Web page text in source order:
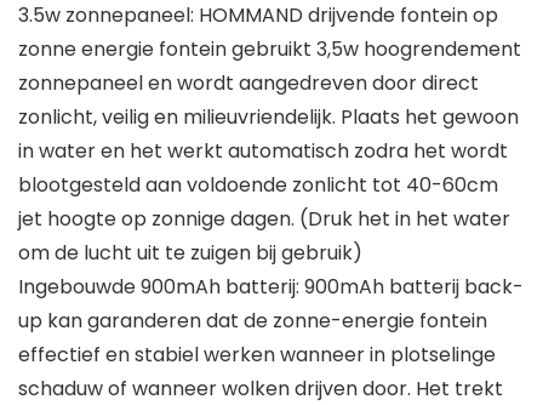
3.5w zonnepaneel: HOMMAND drijvende fontein op
zonne energie fontein gebruikt 3,5w hoogrendement
zonnepaneel en wordt aangedreven door direct
zonlicht, veilig en milieuvriendelijk. Plaats het gewoon
in water en het werkt automatisch zodra het wordt
blootgesteld aan voldoende zonlicht tot 40-60cm
jet hoogte op zonnige dagen. (Druk het in het water
om de lucht uit te zuigen bij gebruik)
Ingebouwde 900mAh batterij: 900mAh batterij back-
up kan garanderen dat de zonne-energie fontein
effectief en stabiel werken wanneer in plotselinge
schaduw of wanneer wolken drijven door. Het trekt